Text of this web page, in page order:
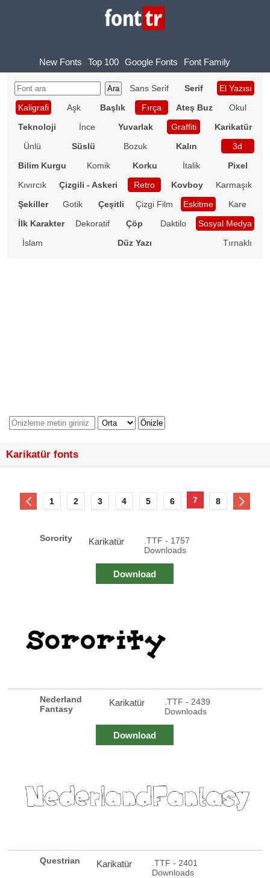
New Fonts Top 100 Google Fonts Font Family
Sans Serif Serif
El Yazısı
Kaligrafi
Aşk Başlık Fırça Ateş Buz
Okul
Teknoloji
İnce Yuvarlak Graffiti
Karikatür
Ünlü
Süslü Bozuk Kalın
3d
Bilim Kurgu
Komik Korku İtalik
Pixel
Kıvırcık
Çizgili - Askeri Retro Kovboy
Karmaşık
Şekiller
Gotik Çeşitli Çizgi Film Eskitme
Kare
İlk Karakter
Dekoratif Çöp Daktilo
Sosyal Medya
İslam
Düz Yazı Tırnaklı
Karikatür fonts
1 2 3 4 5 6 7 8
Sorority Karikatür
.TTF - 1757
Downloads
Download
Nederland
Fantasy
Karikatür
.TTF - 2439
Downloads
Download
Questrian Karikatür
.TTF - 2401
Downloads